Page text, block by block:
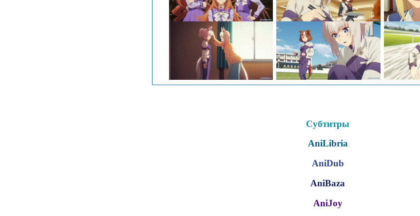
Субтитры
AniLibria
AniDub
AniBaza
AniJoy